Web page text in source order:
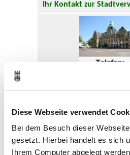
Diese Webseite verwendet
Bei dem Besuch dieser
gesetzt. Hierbei handelt es sich
Ihrem Computer abgelegt
Ihr Kontakt zur
Beurkundung
Urkundenservice